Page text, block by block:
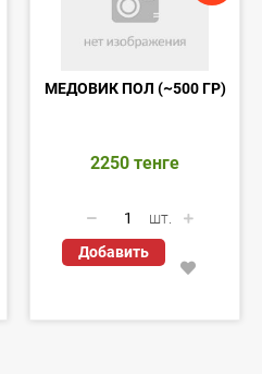
МЕДОВИК ПОЛ (~500 ГР)
2250 тенге
шт.
Добавить